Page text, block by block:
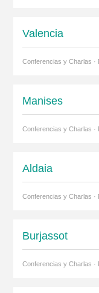
Valencia
Conferencias y Charlas ·
Manises
Conferencias y Charlas ·
Aldaia
Conferencias y Charlas ·
Burjassot
Conferencias y Charlas ·